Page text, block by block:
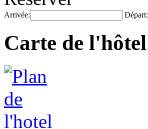
Arrivée: Départ:
Carte de l'hôtel